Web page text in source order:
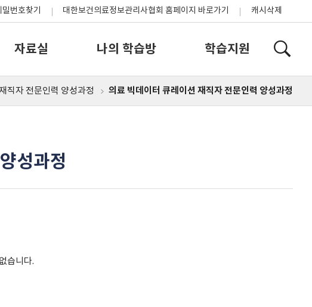
번호찾기 대한보건의료정보관리사협회 홈페이지 바로가기 캐시삭제
자료실 나의 학습방 학습지원
직자 전문인력 양성과정 의료 빅데이터 큐레이션 재직자 전문인력 양성과정
성과정
습니다.